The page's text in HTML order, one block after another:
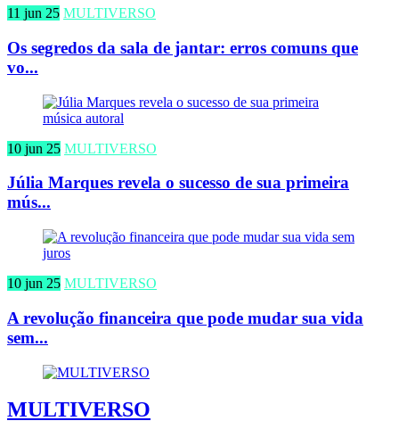
11 jun 25 MULTIVERSO
Os segredos da sala de jantar: erros comuns que
vo...
10 jun 25 MULTIVERSO
Júlia Marques revela o sucesso de sua primeira
mús...
10 jun 25 MULTIVERSO
A revolução financeira que pode mudar sua vida
sem...
MULTIVERSO